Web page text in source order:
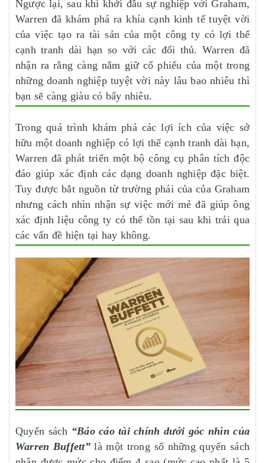
Ngược lại, sau khi khởi đầu sự nghiệp với Graham,
Warren đã khám phá ra khía cạnh kinh tế tuyệt vời
của việc tạo ra tài sản của một công ty có lợi thế
cạnh tranh dài hạn so với các đối thủ. Warren đã
nhận ra rằng càng nắm giữ cổ phiếu của một trong
những doanh nghiệp tuyệt vời này lâu bao nhiêu thì
bạn sẽ càng giàu có bấy nhiêu.
Trong quá trình khám phá các lợi ích của việc sở
hữu một doanh nghiệp có lợi thế cạnh tranh dài hạn,
Warren đã phát triển một bộ công cụ phân tích độc
đáo giúp xác định các dạng doanh nghiệp đặc biệt.
Tuy được bắt nguồn từ trường phái của của Graham
nhưng cách nhìn nhận sự việc mới mẻ đã giúp ông
xác định liệu công ty có thể tồn tại sau khi trải qua
các vấn đề hiện tại hay không.
Quyển sách “Báo cáo tài chính dưới góc nhìn của
Warren Buffett”là một trong số những quyển sách